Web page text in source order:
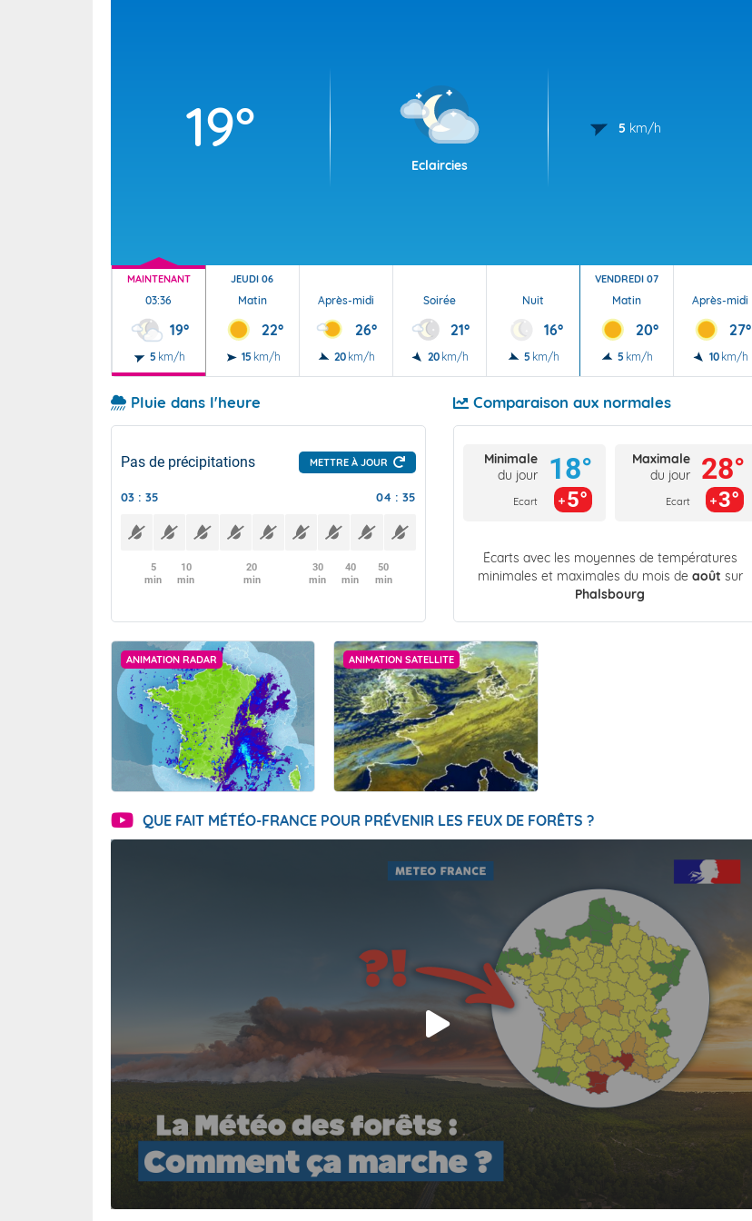
19°
Eclaircies
5 km/h
MAINTENANT
03:36
19°
5 km/h
JEUDI 06
Matin
22°
15 km/h
Après-midi
26°
20 km/h
Soirée
21°
20 km/h
Nuit
16°
5 km/h
VENDREDI 07
Matin
20°
5 km/h
Après-midi
27°
10 km/h
Pluie dans l'heure
Pas de précipitations METTRE À JOUR
03 : 35 04 : 35
5
min
10
min
20
min
30
min
40
min
50
min
Comparaison aux normales
Minimale
du jour
Ecart
18°
5°
Maximale
du jour
Ecart
28°
3°
Écarts avec les moyennes de températures
minimales et maximales du mois de août sur
Phalsbourg
ANIMATION RADAR ANIMATION SATELLITE
QUE FAIT MÉTÉO-FRANCE POUR PRÉVENIR LES FEUX DE FORÊTS ?